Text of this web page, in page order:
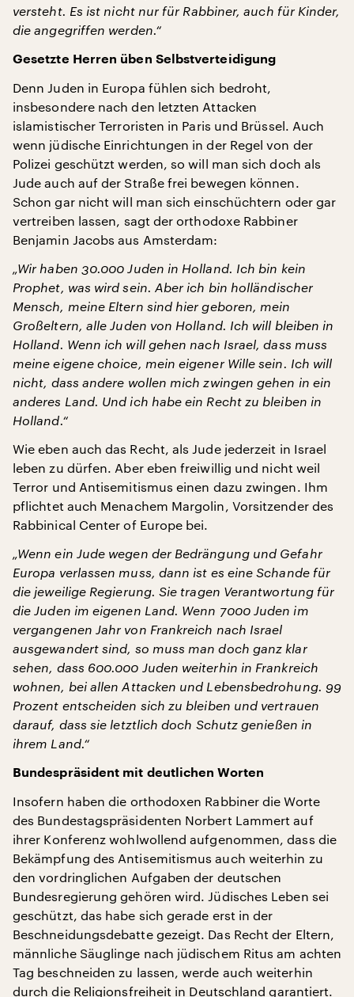
versteht. Es ist nicht nur für Rabbiner, auch für Kinder,
die angegriffen werden.“
Gesetzte Herren üben Selbstverteidigung
Denn Juden in Europa fühlen sich bedroht,
insbesondere nach den letzten Attacken
islamistischer Terroristen in Paris und Brüssel. Auch
wenn jüdische Einrichtungen in der Regel von der
Polizei geschützt werden, so will man sich doch als
Jude auch auf der Straße frei bewegen können.
Schon gar nicht will man sich einschüchtern oder gar
vertreiben lassen, sagt der orthodoxe Rabbiner
Benjamin Jacobs aus Amsterdam:
„Wir haben 30.000 Juden in Holland. Ich bin kein
Prophet, was wird sein. Aber ich bin holländischer
Mensch, meine Eltern sind hier geboren, mein
Großeltern, alle Juden von Holland. Ich will bleiben in
Holland. Wenn ich will gehen nach Israel, dass muss
meine eigene choice, mein eigener Wille sein. Ich will
nicht, dass andere wollen mich zwingen gehen in ein
anderes Land. Und ich habe ein Recht zu bleiben in
Holland.“
Wie eben auch das Recht, als Jude jederzeit in Israel
leben zu dürfen. Aber eben freiwillig und nicht weil
Terror und Antisemitismus einen dazu zwingen. Ihm
pflichtet auch Menachem Margolin, Vorsitzender des
Rabbinical Center of Europe bei.
„Wenn ein Jude wegen der Bedrängung und Gefahr
Europa verlassen muss, dann ist es eine Schande für
die jeweilige Regierung. Sie tragen Verantwortung für
die Juden im eigenen Land. Wenn 7000 Juden im
vergangenen Jahr von Frankreich nach Israel
ausgewandert sind, so muss man doch ganz klar
sehen, dass 600.000 Juden weiterhin in Frankreich
wohnen, bei allen Attacken und Lebensbedrohung. 99
Prozent entscheiden sich zu bleiben und vertrauen
darauf, dass sie letztlich doch Schutz genießen in
ihrem Land.“
Bundespräsident mit deutlichen Worten
Insofern haben die orthodoxen Rabbiner die Worte
des Bundestagspräsidenten Norbert Lammert auf
ihrer Konferenz wohlwollend aufgenommen, dass die
Bekämpfung des Antisemitismus auch weiterhin zu
den vordringlichen Aufgaben der deutschen
Bundesregierung gehören wird. Jüdisches Leben sei
geschützt, das habe sich gerade erst in der
Beschneidungsdebatte gezeigt. Das Recht der Eltern,
männliche Säuglinge nach jüdischem Ritus am achten
Tag beschneiden zu lassen, werde auch weiterhin
durch die Religionsfreiheit in Deutschland garantiert.